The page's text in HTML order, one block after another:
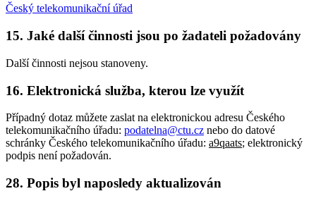
Český telekomunikační úřad
15. Jaké další činnosti jsou po žadateli požadovány
Další činnosti nejsou stanoveny.
16. Elektronická služba, kterou lze využít
Případný dotaz můžete zaslat na elektronickou adresu Českého
telekomunikačního úřadu: podatelna@ctu.cz nebo do datové
schránky Českého telekomunikačního úřadu: a9qaats; elektronický
podpis není požadován.
28. Popis byl naposledy aktualizován